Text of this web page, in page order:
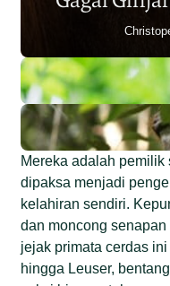
Mereka adalah pemilik
dipaksa menjadi
kelahiran sendiri.
dan moncong
jejak primata cerdas
hingga Leuser,